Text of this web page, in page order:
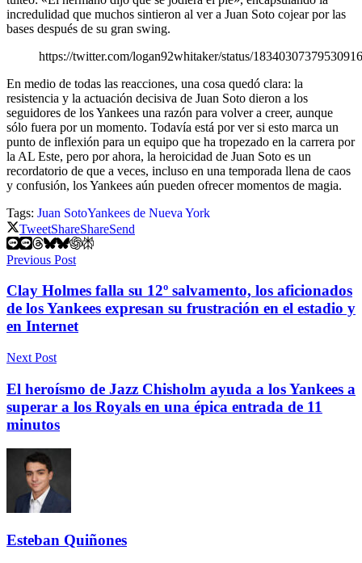
incredulidad que muchos sintieron al ver a Juan Soto cojear por las
bases después de su gran swing.
https://twitter.com/logan92whitaker/status/
En medio de todas las reacciones, una cosa quedó clara: la
resistencia y la actuación decisiva de Juan Soto dieron a los
seguidores de los Yankees una razón para volver a creer, aunque
sólo fuera por un momento. Todavía está por ver si esto marca un
punto de inflexión para un equipo que ha tropezado en la carrera por
la AL Este, pero por ahora, la heroicidad de Juan Soto es un
recordatorio de que a veces, incluso en una temporada llena de caos
y confusión, los Yankees aún pueden ofrecer momentos de magia.
Tags: Juan SotoYankees de Nueva York
TweetShareShareSend
Previous Post
Clay Holmes falla su 12º salvamento, los aficionados
de los Yankees expresan su frustración en el estadio y
en Internet
Next Post
El heroísmo de Jazz Chisholm ayuda a los Yankees a
superar a los Royals en una épica entrada de 11
minutos
Esteban Quiñones